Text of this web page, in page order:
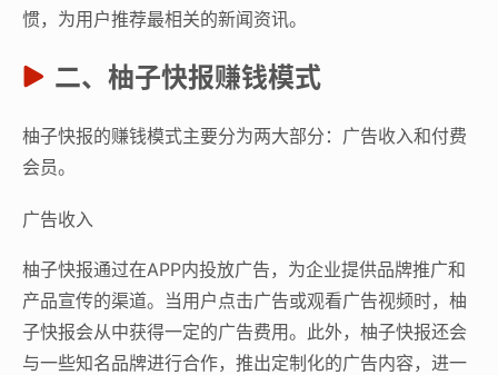
惯，为用户推荐最相关的新闻资讯。
二、柚子快报赚钱模式
柚子快报的赚钱模式主要分为两大部分：广告收入和付费
会员。
广告收入
柚子快报通过在APP内投放广告，为企业提供品牌推广和
产品宣传的渠道。当用户点击广告或观看广告视频时，柚
子快报会从中获得一定的广告费用。此外，柚子快报还会
与一些知名品牌进行合作，推出定制化的广告内容，进一